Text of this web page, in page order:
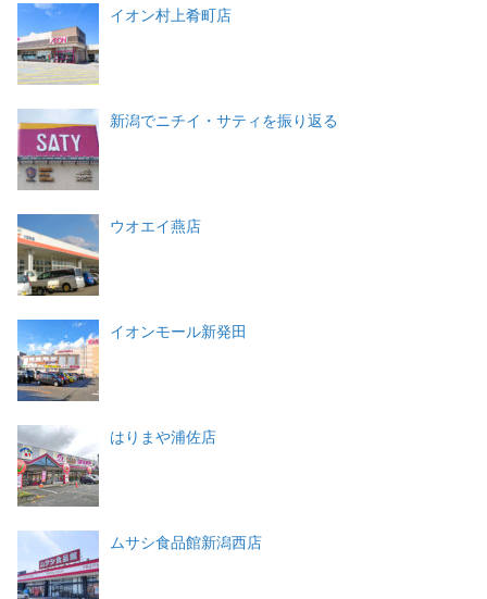
イオン村上肴町店
新潟でニチイ・サティを振り返る
ウオエイ燕店
イオンモール新発田
はりまや浦佐店
ムサシ食品館新潟西店